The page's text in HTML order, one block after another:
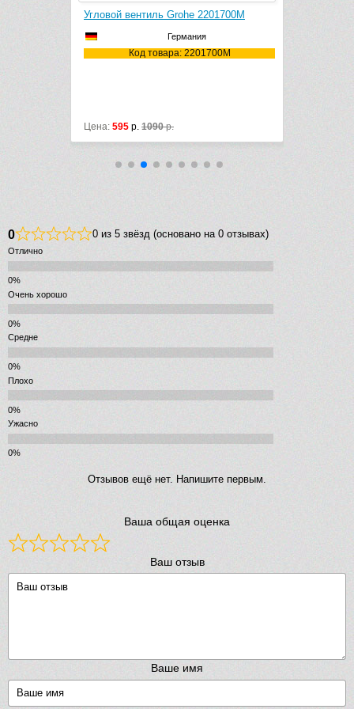
Угловой вентиль Grohe 2201700M
Германия
Код товара: 2201700M
Цена: 595 р. 1090р.
0 0 из 5 звёзд (основано на 0 отзывах)
Отлично
Очень хорошо
Средне
Плохо
Ужасно
Отзывов ещё нет. Напишите первым.
Ваша общая оценка
Ваш отзыв
Ваше имя